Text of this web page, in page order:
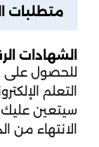
متطلبات
الشهادات
للحصول على
التعلم
سيتعين عليك
الانتهاء من